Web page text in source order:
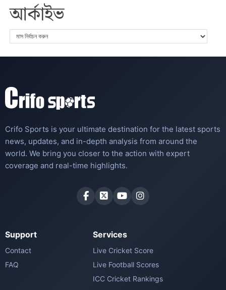
আর্কাইভ
Crifo Sports is your ultimate destination for the latest sports
news, updates, and in-depth analysis from around the
world. We bring you closer to the action with expert
coverage and real-time highlights.
Support
Contact
FAQ
Services
Live Cricket Score
Live Football Scores
ICC Cricket Rankings